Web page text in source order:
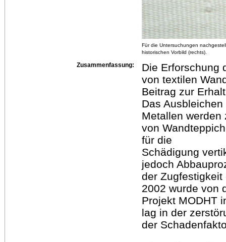
Für die Untersuchungen
historischen Vorbild (rechts).
Zusammenfassung:
Die Erforschung
von textilen
Beitrag zur
Das
Metallen werden
von
für die
Schädigung
jedoch
der
2002 wurde von
Projekt MODHT
lag in der
der